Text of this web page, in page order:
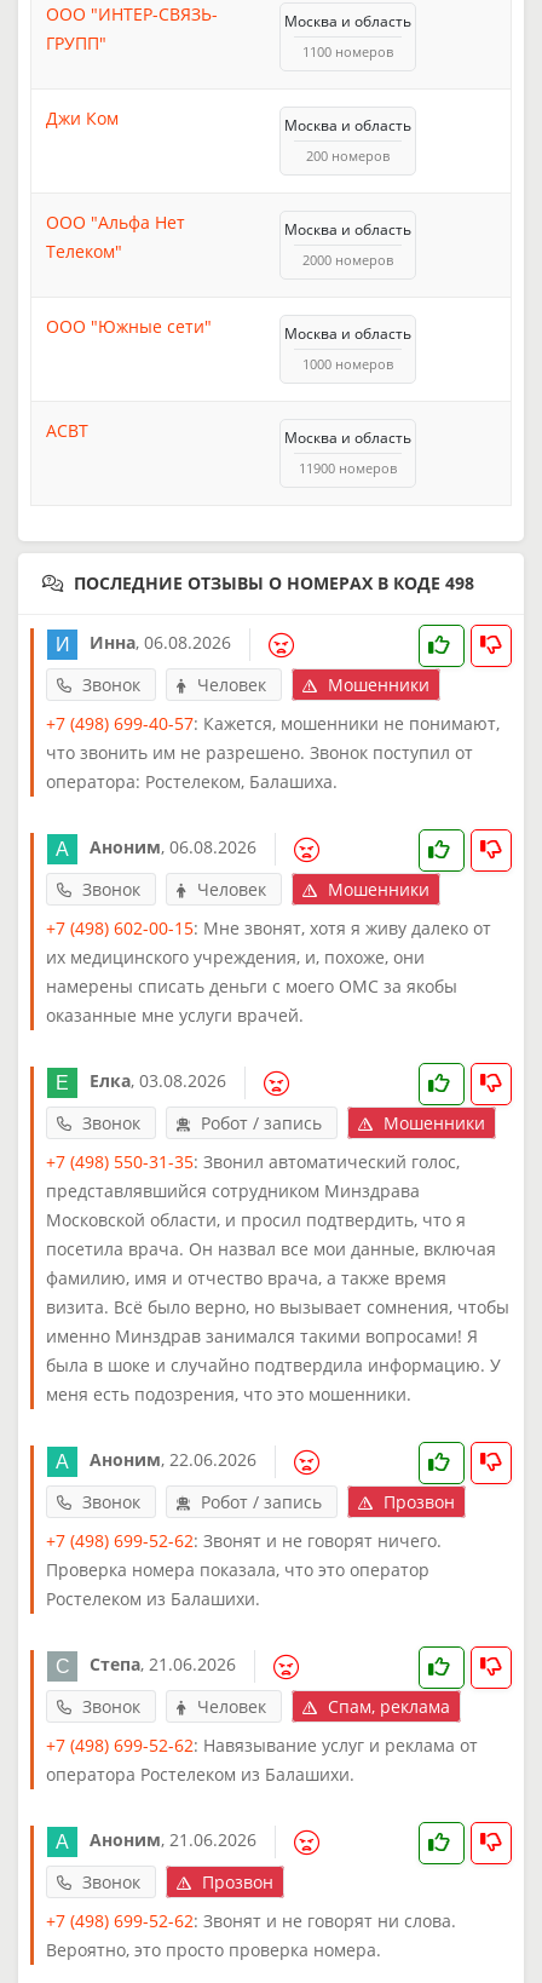
ООО "ИНТЕР-СВЯЗЬ-
ГРУПП"
Москва и область
1100 номеров
Джи Ком Москва и область
200 номеров
ООО "Альфа Нет
Телеком"
Москва и область
2000 номеров
ООО "Южные сети" Москва и область
1000 номеров
АСВТ Москва и область
11900 номеров
ПОСЛЕДНИЕ ОТЗЫВЫ О НОМЕРАХ В КОДЕ 498
Инна, 06.08.2026
Звонок
Человек
Мошенники
+7 (498) 699-40-57: Кажется, мошенники не понимают,
что звонить им не разрешено. Звонок поступил от
оператора: Ростелеком, Балашиха.
Аноним, 06.08.2026
Звонок
Человек
Мошенники
+7 (498) 602-00-15: Мне звонят, хотя я живу далеко от
их медицинского учреждения, и, похоже, они
намерены списать деньги с моего ОМС за якобы
оказанные мне услуги врачей.
Елка, 03.08.2026
Звонок
Робот / запись
Мошенники
+7 (498) 550-31-35: Звонил автоматический голос,
представлявшийся сотрудником Минздрава
Московской области, и просил подтвердить, что я
посетила врача. Он назвал все мои данные, включая
фамилию, имя и отчество врача, а также время
визита. Всё было верно, но вызывает сомнения, чтобы
именно Минздрав занимался такими вопросами! Я
была в шоке и случайно подтвердила информацию. У
меня есть подозрения, что это мошенники.
Аноним, 22.06.2026
Звонок
Робот / запись
Прозвон
+7 (498) 699-52-62: Звонят и не говорят ничего.
Проверка номера показала, что это оператор
Ростелеком из Балашихи.
Степа, 21.06.2026
Звонок
Человек
Спам, реклама
+7 (498) 699-52-62: Навязывание услуг и реклама от
оператора Ростелеком из Балашихи.
Аноним, 21.06.2026
Звонок
Прозвон
+7 (498) 699-52-62: Звонят и не говорят ни слова.
Вероятно, это просто проверка номера.